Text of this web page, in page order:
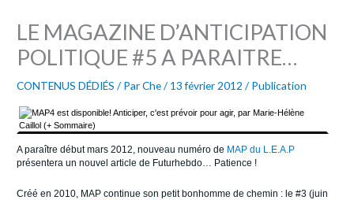
LE MAGAZINE D’ANTICIPATION
POLITIQUE #5 A PARAITRE…
CONTENUS DÉDIÉS / ParChe/ 13 février 2012/ Publication
A paraître début mars 2012, nouveau numéro de MAP du L.E.A.P
présentera un nouvel article de Futurhebdo… Patience !
Créé en 2010, MAP continue son petit bonhomme de chemin : le #3 (juin